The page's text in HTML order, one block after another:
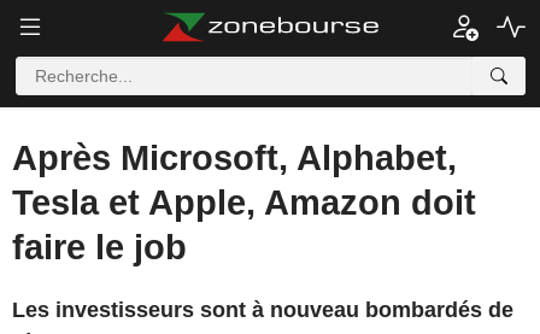
Après Microsoft, Alphabet,
Tesla et Apple, Amazon doit
faire le job
Les investisseurs sont à nouveau bombardés de